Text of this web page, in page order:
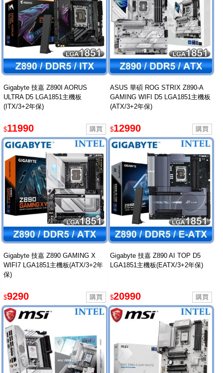
Gigabyte 技嘉 Z890I AORUS
ULTRA D5 LGA1851主機板
(ITX/3+2年保)
$11990
ASUS 華碩 ROG STRIX Z890-A
GAMING WIFI D5 LGA1851主機板
(ATX/3+2年保)
$12990
Gigabyte 技嘉 Z890 GAMING X
WIFI7 LGA1851主機板(ATX/3+2年
保)
$9290
Gigabyte 技嘉 Z890 AI TOP D5
LGA1851主機板(EATX/3+2年保)
$20990